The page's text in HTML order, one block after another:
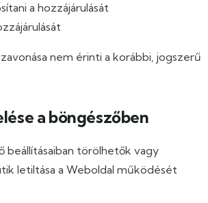
a hozzájárulását
nem érinti a korábbi, jogszerű
a böngészőben
beállításaiban törölhetők vagy
letiltása a Weboldal működését